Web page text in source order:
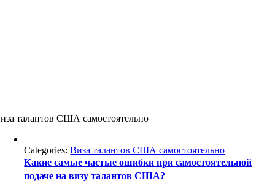
талантов США самостоятельно
Categories:Виза талантов США самостоятельно
Какие самые частые ошибки при самостоятельной
подаче на визу талантов США?